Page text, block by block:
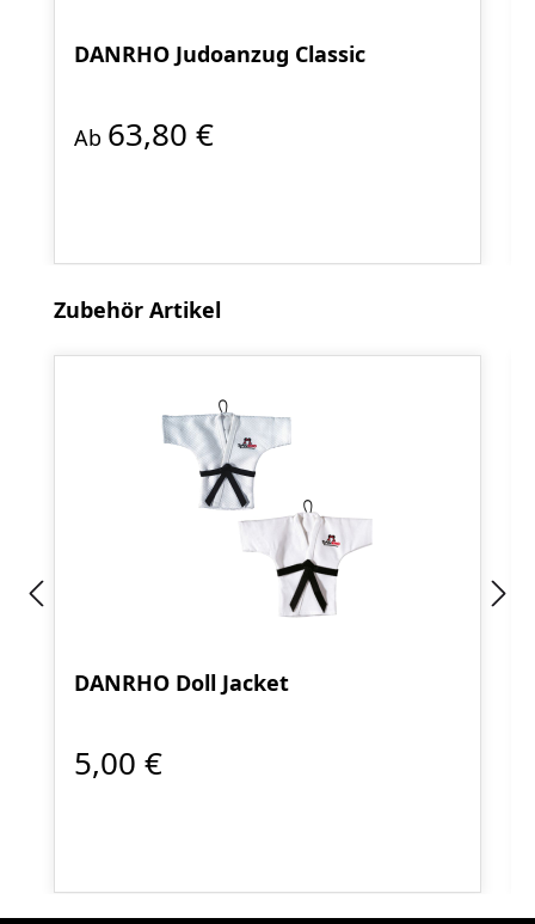
DANRHO Judoanzug Classic
Ab 63,80 €
Produktgalerie überspringen
Zubehör Artikel
DANRHO Doll Jacket
5,00 €